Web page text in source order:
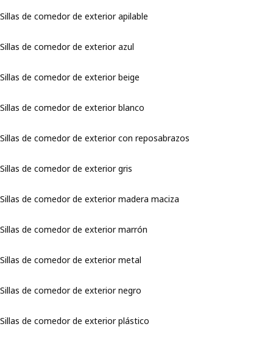
Sillas de comedor de exterior apilable
Sillas de comedor de exterior azul
Sillas de comedor de exterior beige
Sillas de comedor de exterior blanco
Sillas de comedor de exterior con reposabrazos
Sillas de comedor de exterior gris
Sillas de comedor de exterior madera maciza
Sillas de comedor de exterior marrón
Sillas de comedor de exterior metal
Sillas de comedor de exterior negro
Sillas de comedor de exterior plástico